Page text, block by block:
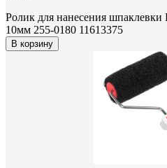
Ролик для нанесения
10мм 255-0180 11613375
В корзину